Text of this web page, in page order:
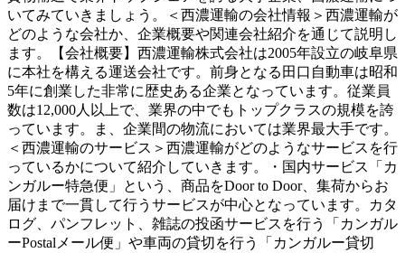
いてみていきましょう。＜西濃運輸の会社情報＞西濃運輸が
どのような会社か、企業概要や関連会社紹介を通じて説明し
ます。【会社概要】西濃運輸株式会社は2005年設立の岐阜県
に本社を構える運送会社です。前身となる田口自動車は昭和
5年に創業した非常に歴史ある企業となっています。従業員
数は12,000人以上で、業界の中でもトップクラスの規模を誇
っています。ま、企業間の物流においては業界最大手です。
＜西濃運輸のサービス＞西濃運輸がどのようなサービスを行
っているかについて紹介していきます。・国内サービス「カ
ンガルー特急便」という、商品をDoor to Door、集荷からお
届けまで一貫して行うサービスが中心となっています。カタ
ログ、パンフレット、雑誌の投函サービスを行う「カンガル
ーPostalメール便」や車両の貸切を行う「カンガルー貸切